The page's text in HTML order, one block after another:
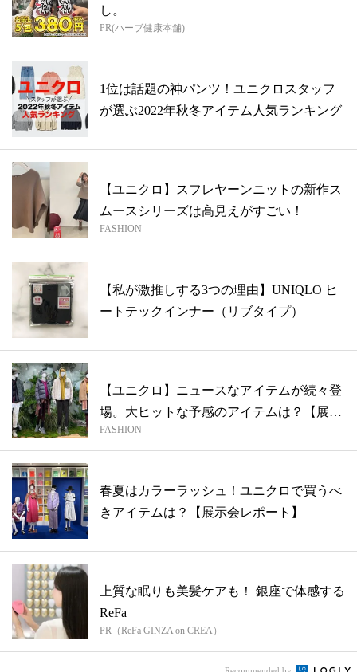
し。
PR(ハーブ健康本舗)
1位は話題の神パンツ！ユニクロスタッフ
が選ぶ2022年秋冬アイテム人気ランキング
【ユニクロ】スフレヤーンニットの新作ス
ムースシリーズは高見えがすごい！
FASHION
【私が激推しする3つの理由】UNIQLO ヒ
ートテックインナー（リブタイプ）
【ユニクロ】ニュースなアイテムが続々登
場。大ヒットな予感のアイテムは？【展示
会レ...
FASHION
春夏はカラーラッシュ！ユニクロで買うべ
きアイテムは？【展示会レポート】
上質な眠りも美髪ケアも！ 銀座で体感する
ReFa
PR（ReFa GINZA on CREA）